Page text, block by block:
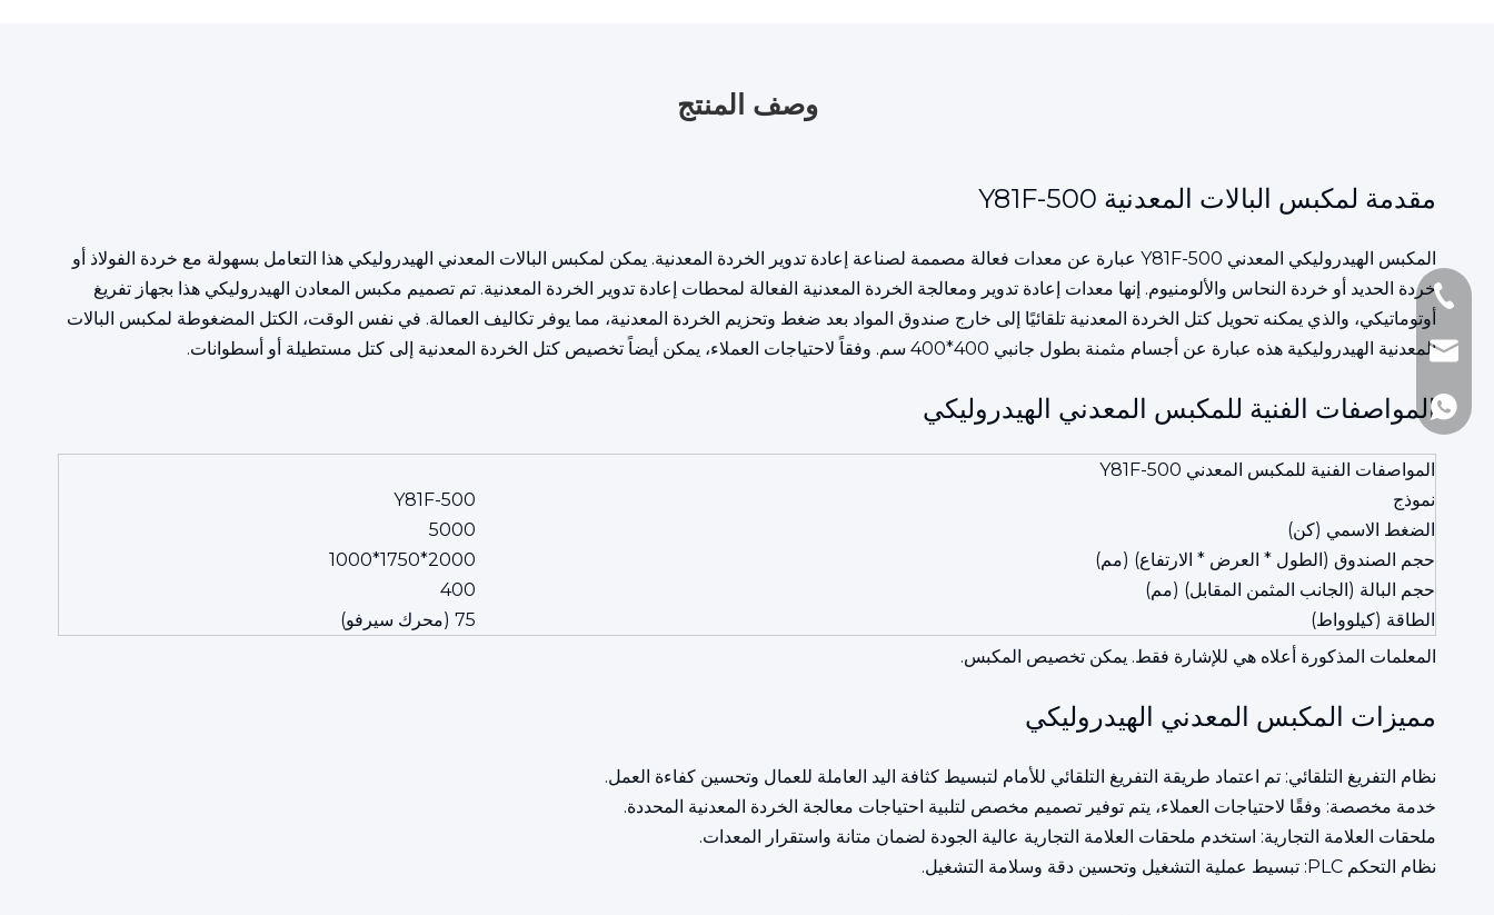
وصف المنتج
مقدمة لمكبس البالات المعدنية Y81F-500
المكبس الهيدروليكي المعدني Y81F-500 عبارة عن معدات فعالة مصممة لصناعة إعادة تدوير الخردة المعدنية. يمكن لمكبس البالات المعدني الهيدروليكي هذا التعامل بسهولة مع خردة الفولاذ أو
خردة الحديد أو خردة النحاس والألومنيوم. إنها معدات إعادة تدوير ومعالجة الخردة المعدنية الفعالة لمحطات إعادة تدوير الخردة المعدنية. تم تصميم مكبس المعادن الهيدروليكي هذا بجهاز تفريغ
أوتوماتيكي، والذي يمكنه تحويل كتل الخردة المعدنية تلقائيًا إلى خارج صندوق المواد بعد ضغط وتحزيم الخردة المعدنية، مما يوفر تكاليف العمالة. في نفس الوقت، الكتل المضغوطة لمكبس البالات
المعدنية الهيدروليكية هذه عبارة عن أجسام مثمنة بطول جانبي 400*400 سم. وفقاً لاحتياجات العملاء، يمكن أيضاً تخصيص كتل الخردة المعدنية إلى كتل مستطيلة أو أسطوانات.
المواصفات الفنية للمكبس المعدني الهيدروليكي
المواصفات الفنية للمكبس المعدني Y81F-500
نموذج
Y81F-500
الضغط الاسمي (كن)
5000
حجم الصندوق (الطول * العرض * الارتفاع) (مم)
2000*1750*1000
حجم البالة (الجانب المثمن المقابل) (مم)
400
الطاقة (كيلوواط)
75 (محرك سيرفو)
المعلمات المذكورة أعلاه هي للإشارة فقط. يمكن تخصيص المكبس.
مميزات المكبس المعدني الهيدروليكي
نظام التفريغ التلقائي: تم اعتماد طريقة التفريغ التلقائي للأمام لتبسيط كثافة اليد العاملة للعمال وتحسين كفاءة العمل.
خدمة مخصصة: وفقًا لاحتياجات العملاء، يتم توفير تصميم مخصص لتلبية احتياجات معالجة الخردة المعدنية المحددة.
ملحقات العلامة التجارية: استخدم ملحقات العلامة التجارية عالية الجودة لضمان متانة واستقرار المعدات.
نظام التحكم PLC: تبسيط عملية التشغيل وتحسين دقة وسلامة التشغيل.
+86-
+86-510-
andy@js-
+86-